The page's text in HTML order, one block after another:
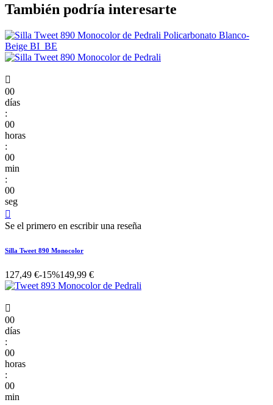
También podría interesarte

00
días
:
00
horas
:
00
min
:
00
seg

Se el primero en escribir una reseña
Silla Tweet 890 Monocolor
127,49 €-15%149,99 €

00
días
:
00
horas
:
00
min